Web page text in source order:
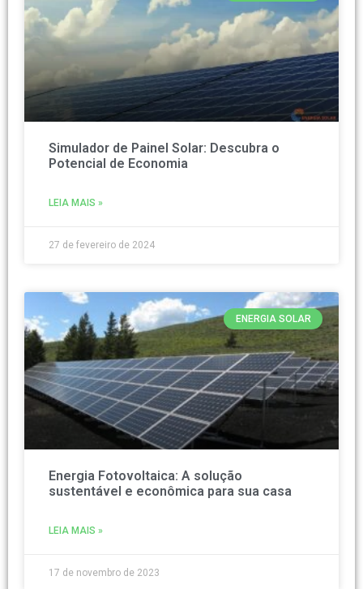
Simulador de Painel Solar: Descubra o
Potencial de Economia
LEIA MAIS »
27 de fevereiro de 2024
ENERGIA SOLAR
Energia Fotovoltaica: A solução
sustentável e econômica para sua casa
LEIA MAIS »
17 de novembro de 2023